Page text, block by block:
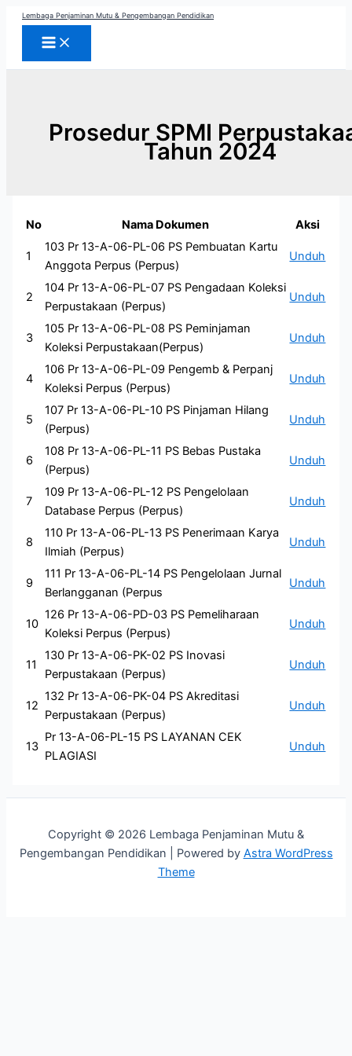
Skip
content
Lembaga Penjaminan Mutu & Pengembangan Pendidikan
Prosedur SPMI
Tahun 2024
No Nama Dokumen Aksi
1
103 Pr 13-A-06-PL-06 PS Pembuatan Kartu
Anggota Perpus (Perpus)
Unduh
2
104 Pr 13-A-06-PL-07 PS Pengadaan Koleksi
Perpustakaan (Perpus)
Unduh
3
105 Pr 13-A-06-PL-08 PS Peminjaman
Koleksi Perpustakaan(Perpus)
Unduh
4
106 Pr 13-A-06-PL-09 Pengemb & Perpanj
Koleksi Perpus (Perpus)
Unduh
5
107 Pr 13-A-06-PL-10 PS Pinjaman Hilang
(Perpus)
Unduh
6
108 Pr 13-A-06-PL-11 PS Bebas Pustaka
(Perpus)
Unduh
7
109 Pr 13-A-06-PL-12 PS Pengelolaan
Database Perpus (Perpus)
Unduh
8
110 Pr 13-A-06-PL-13 PS Penerimaan Karya
Ilmiah (Perpus)
Unduh
9
111 Pr 13-A-06-PL-14 PS Pengelolaan Jurnal
Berlangganan (Perpus
Unduh
10
126 Pr 13-A-06-PD-03 PS Pemeliharaan
Koleksi Perpus (Perpus)
Unduh
11
130 Pr 13-A-06-PK-02 PS Inovasi
Perpustakaan (Perpus)
Unduh
12
132 Pr 13-A-06-PK-04 PS Akreditasi
Perpustakaan (Perpus)
Unduh
13
Pr 13-A-06-PL-15 PS LAYANAN CEK
PLAGIASI
Unduh
Copyright © 2026 Lembaga Penjaminan Mutu &
Pengembangan Pendidikan | Powered by Astra WordPress
Theme